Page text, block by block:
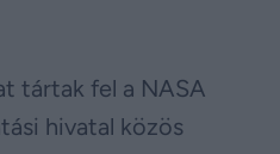
tártak fel a NASA
hivatal közös